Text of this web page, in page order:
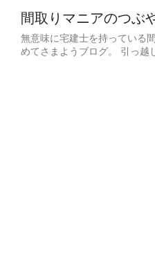
間取りマニアのつぶ
無意味に宅建士を持っている
めてさまようブログ。 引っ越